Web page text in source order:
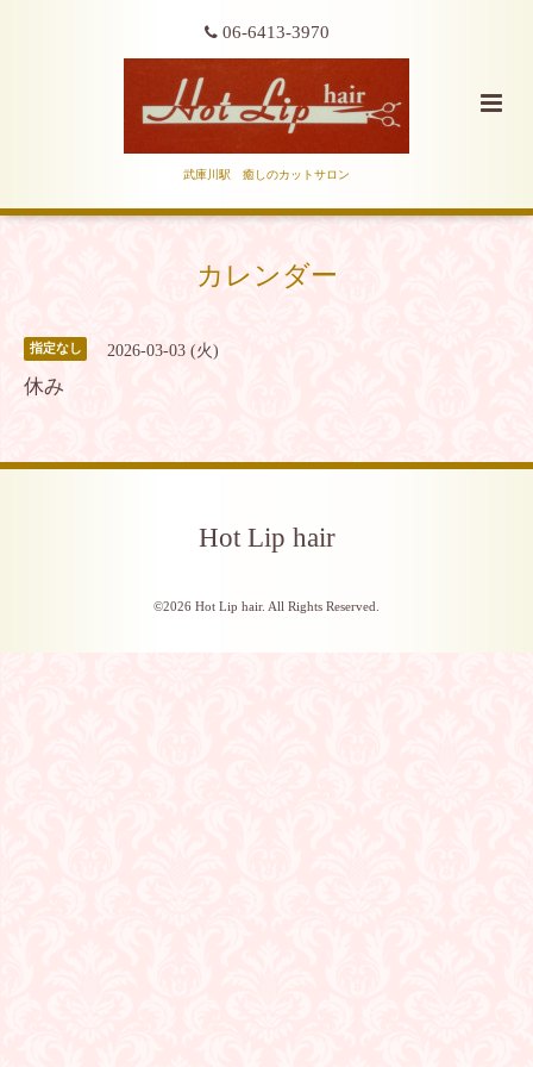
06-6413-3970
武庫川駅 癒しのカットサロン
カレンダー
指定なし 2026-03-03 (火)
休み
Hot Lip hair
©2026 Hot Lip hair. All Rights Reserved.